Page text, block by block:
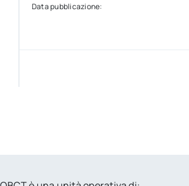
Data pubblicazione: